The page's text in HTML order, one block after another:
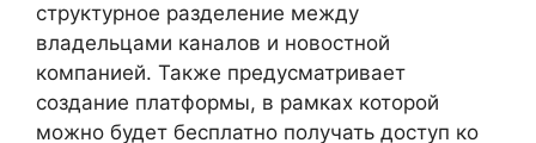
структурное разделение между
владельцами каналов и новостной
компанией. Также предусматривает
создание платформы, в рамках которой
можно будет бесплатно получать доступ ко